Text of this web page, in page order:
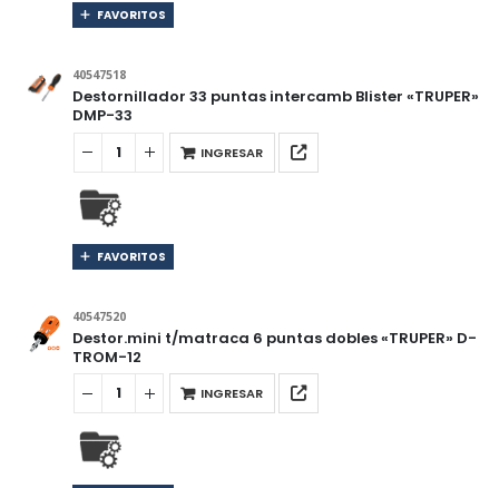
FAVORITOS
40547518
Destornillador 33 puntas intercamb Blister «TRUPER»
DMP-33
INGRESAR
FAVORITOS
40547520
Destor.mini t/matraca 6 puntas dobles «TRUPER» D-
TROM-12
INGRESAR